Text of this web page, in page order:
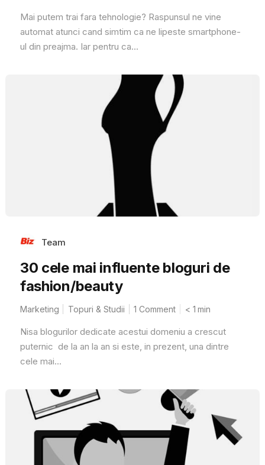
Mai putem trai fara tehnologie? Raspunsul ne vine
automat atunci cand simtim ca ne lipeste smartphone-
ul din preajma. Iar pentru ca...
Team
30 cele mai influente bloguri de
fashion/beauty
Marketing Topuri & Studii 1 Comment < 1 min
Nisa blogurilor dedicate acestui domeniu a crescut
puternic de la an la an si este, in prezent, una dintre
cele mai...